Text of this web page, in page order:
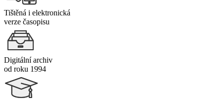
Tištěná i elektronická
verze časopisu
Digitální archiv
od roku 1994